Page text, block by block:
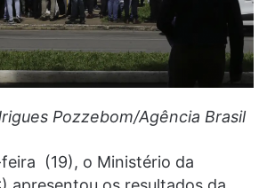
Pozzebom/Agência Brasil
(19), o Ministério da